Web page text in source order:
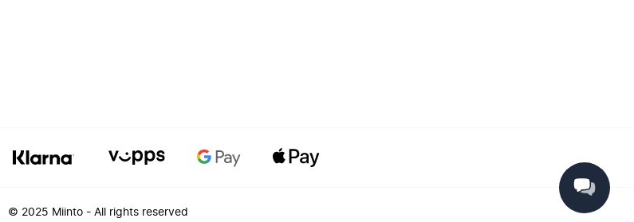
© 2025 Miinto - All rights reserved